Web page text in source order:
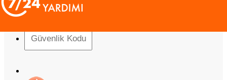
Otoshops tarafından, iletişim adreslerine reklam, kampanya ve
tanıtım içerikli iletiler gönderilmesine